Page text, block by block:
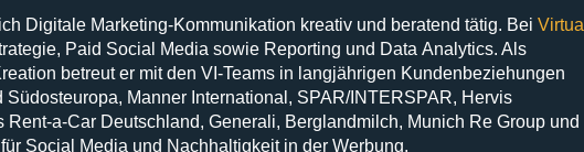
Digitale Marketing-Kommunikation kreativ und beratend tätig. Bei Virtual
Paid Social Media sowie Reporting und Data Analytics. Als
betreut er mit den VI-Teams in langjährigen Kundenbeziehungen
Manner International, SPAR/INTERSPAR, Hervis
a-Car Deutschland, Generali, Berglandmilch, Munich Re Group und
Social Media und Nachhaltigkeit in der Werbung.